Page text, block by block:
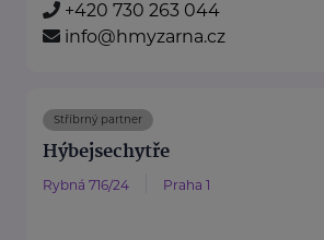
+420 730 263 044
info@hmyzarna.cz
Stříbrný partner
Hýbejsechytře
Rybná 716/24 Praha 1